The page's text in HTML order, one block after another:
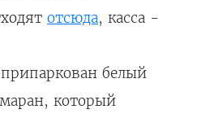
отсюда, касса -
белый
который